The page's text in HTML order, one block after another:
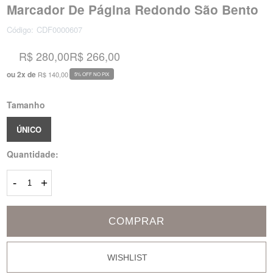
Marcador De Página Redondo São Bento
Código: CDF0000607
R$ 280,00
ou2x de R$ 140,00
R$ 266,00
5% OFF NO PIX
Tamanho
ÚNICO
Quantidade:
- +
COMPRAR